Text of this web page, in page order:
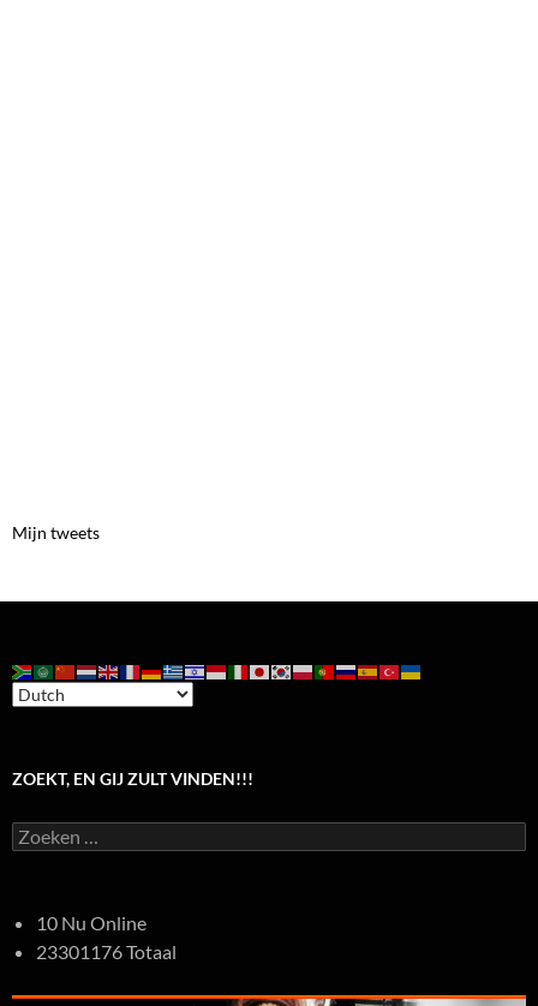
Mijn tweets
ZOEKT, EN GIJ ZULT VINDEN!!!
Zoeken
naar:
10 Nu Online
23301176 Totaal